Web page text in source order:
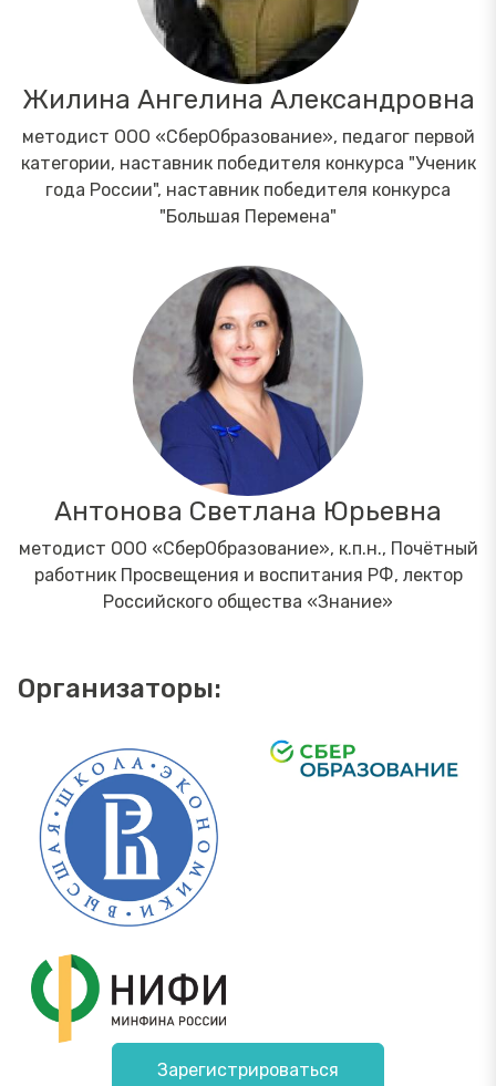
Жилина Ангелина Александровна
методист ООО «СберОбразование», педагог первой
категории, наставник победителя конкурса "Ученик
года России", наставник победителя конкурса
"Большая Перемена"
Антонова Светлана Юрьевна
методист ООО «СберОбразование», к.п.н., Почётный
работник Просвещения и воспитания РФ, лектор
Российского общества «Знание»
Организаторы:
Зарегистрироваться